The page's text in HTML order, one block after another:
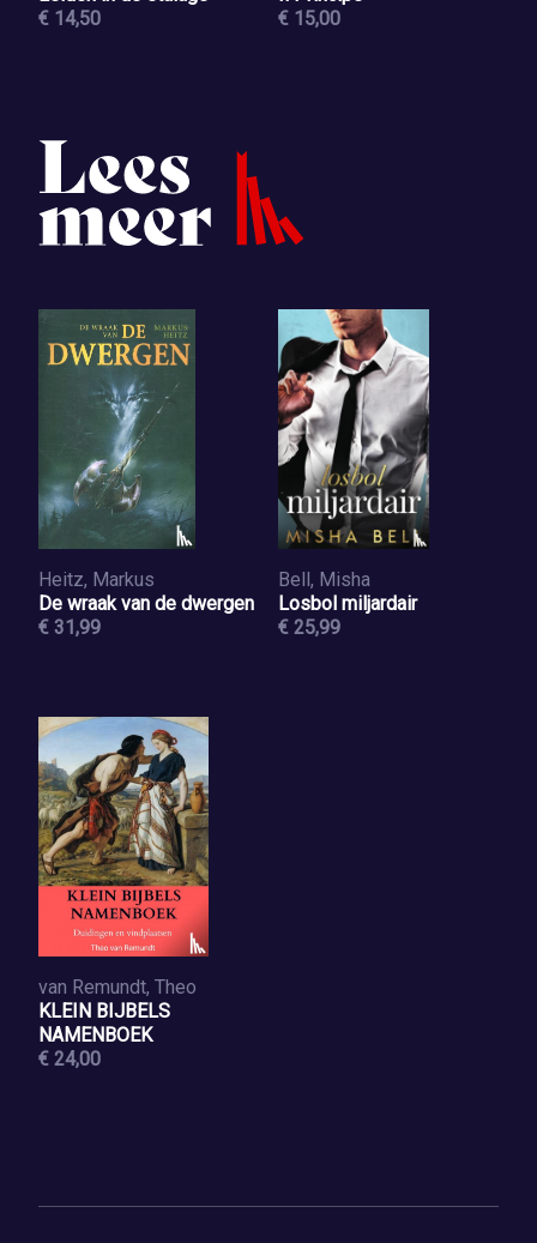
€ 14,50
€ 15,00
Heitz, Markus
De wraak van de dwergen
€ 31,99
Bell, Misha
Losbol miljardair
€ 25,99
van Remundt, Theo
KLEIN BIJBELS
NAMENBOEK
€ 24,00